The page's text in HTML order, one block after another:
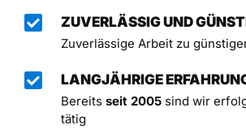
ZUVERLÄSSIG UND
Zuverlässige Arbeit zu
LANGJÄHRIGE
Bereits seit 2005 sind wir
tätig